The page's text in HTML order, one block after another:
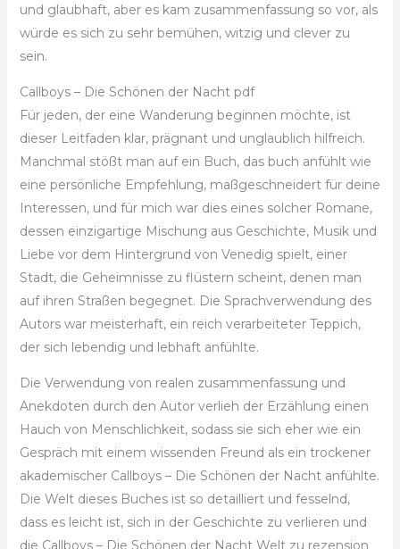
und glaubhaft, aber es kam zusammenfassung so vor, als
würde es sich zu sehr bemühen, witzig und clever zu
sein.
Callboys – Die Schönen der Nacht pdf
Für jeden, der eine Wanderung beginnen möchte, ist
dieser Leitfaden klar, prägnant und unglaublich hilfreich.
Manchmal stößt man auf ein Buch, das buch anfühlt wie
eine persönliche Empfehlung, maßgeschneidert für deine
Interessen, und für mich war dies eines solcher Romane,
dessen einzigartige Mischung aus Geschichte, Musik und
Liebe vor dem Hintergrund von Venedig spielt, einer
Stadt, die Geheimnisse zu flüstern scheint, denen man
auf ihren Straßen begegnet. Die Sprachverwendung des
Autors war meisterhaft, ein reich verarbeiteter Teppich,
der sich lebendig und lebhaft anfühlte.
Die Verwendung von realen zusammenfassung und
Anekdoten durch den Autor verlieh der Erzählung einen
Hauch von Menschlichkeit, sodass sie sich eher wie ein
Gespräch mit einem wissenden Freund als ein trockener
akademischer Callboys – Die Schönen der Nacht anfühlte.
Die Welt dieses Buches ist so detailliert und fesselnd,
dass es leicht ist, sich in der Geschichte zu verlieren und
die Callboys – Die Schönen der Nacht Welt zu rezension